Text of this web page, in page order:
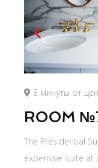
3 минуты от
ROOM
The Presidential
expensive suite at